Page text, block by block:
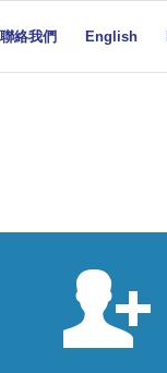
聯絡我們 English